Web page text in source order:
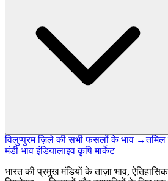
विलुप्पुरम ज़िले की सभी फसलों के भाव →तमिल
मंडी भाव इंडियालाइव कृषि मार्केट
भारत की प्रमुख मंडियों के ताज़ा भाव,